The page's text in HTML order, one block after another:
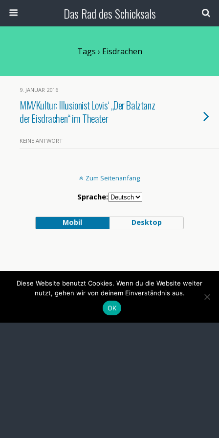
Das Rad des Schicksals
Tags › Eisdrachen
9. JANUAR 2016
MM/Kultur: Illusionist Lovis‘ „Der Balztanz
der Eisdrachen“ im Theater
KEINE ANTWORT
Zum Seitenanfang
Sprache:
Mobil Desktop
Diese Website benutzt Cookies. Wenn du die Website weiter
nutzt, gehen wir von deinem Einverständnis aus.
OK